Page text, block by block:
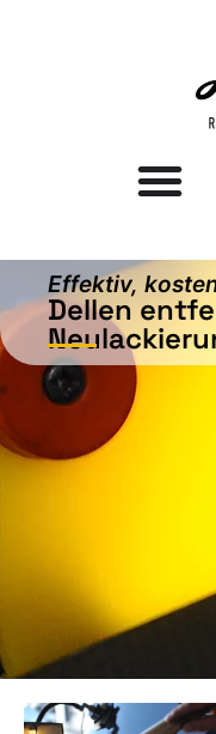
Effektiv,
Dellen